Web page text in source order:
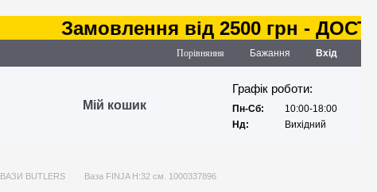
Замовлення від 2500 грн -
Порівняння Бажання Вхід
Мій кошик
Графік роботи:
Пн-Сб:
10:00-18:00
Нд:
Вихідний
ВАЗИ BUTLERS Ваза FINJA H:32 см. 1000337896